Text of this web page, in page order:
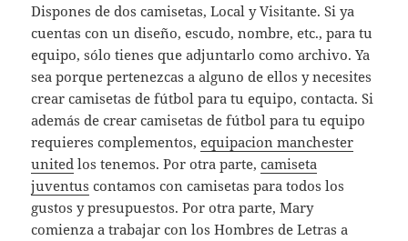
Dispones de dos camisetas, Local y Visitante. Si ya
cuentas con un diseño, escudo, nombre, etc., para tu
equipo, sólo tienes que adjuntarlo como archivo. Ya
sea porque pertenezcas a alguno de ellos y necesites
crear camisetas de fútbol para tu equipo, contacta. Si
además de crear camisetas de fútbol para tu equipo
requieres complementos,equipacion manchester
united los tenemos. Por otra parte,camiseta
juventus contamos con camisetas para todos los
gustos y presupuestos. Por otra parte, Mary
comienza a trabajar con los Hombres de Letras a